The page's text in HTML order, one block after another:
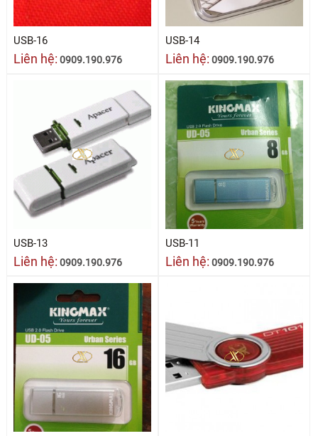
USB-16
Liên hệ: 0909.190.976
USB-14
Liên hệ: 0909.190.976
USB-13
Liên hệ: 0909.190.976
USB-11
Liên hệ: 0909.190.976